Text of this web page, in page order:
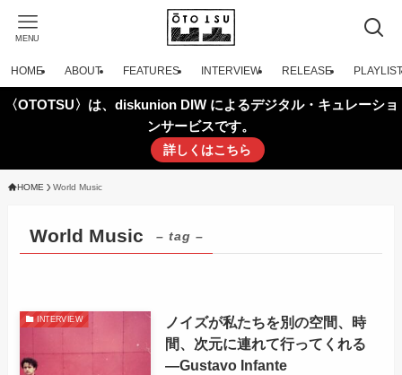
MENU
HOME ABOUT FEATURES INTERVIEW RELEASE PLAYLIST
〈OTOTSU〉は、diskunion DIW によるデジタル・キュレーショ
ンサービスです。
詳しくはこちら
HOME World Music
World Music – tag –
INTERVIEW
ノイズが私たちを別の空間、時
間、次元に連れて行ってくれる
—Gustavo Infante